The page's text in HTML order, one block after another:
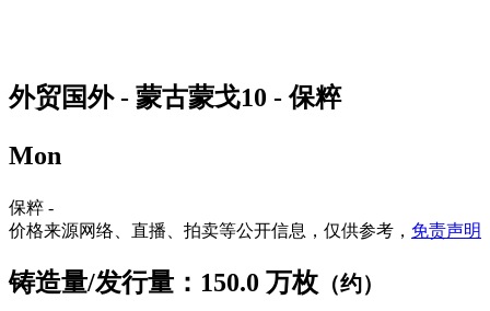
外贸国外 - 蒙古蒙戈10 - 保粹
Mon
保粹 -
价格来源网络、直播、拍卖等公开信息，仅供参考， 免责声明
铸造量/发行量：150.0 万枚 （约）